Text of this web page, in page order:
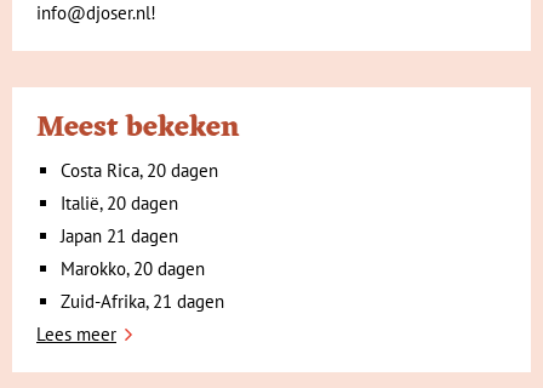
info@djoser.nl!
Meest bekeken
Costa Rica, 20 dagen
Italië, 20 dagen
Japan 21 dagen
Marokko, 20 dagen
Zuid-Afrika, 21 dagen
Lees meer